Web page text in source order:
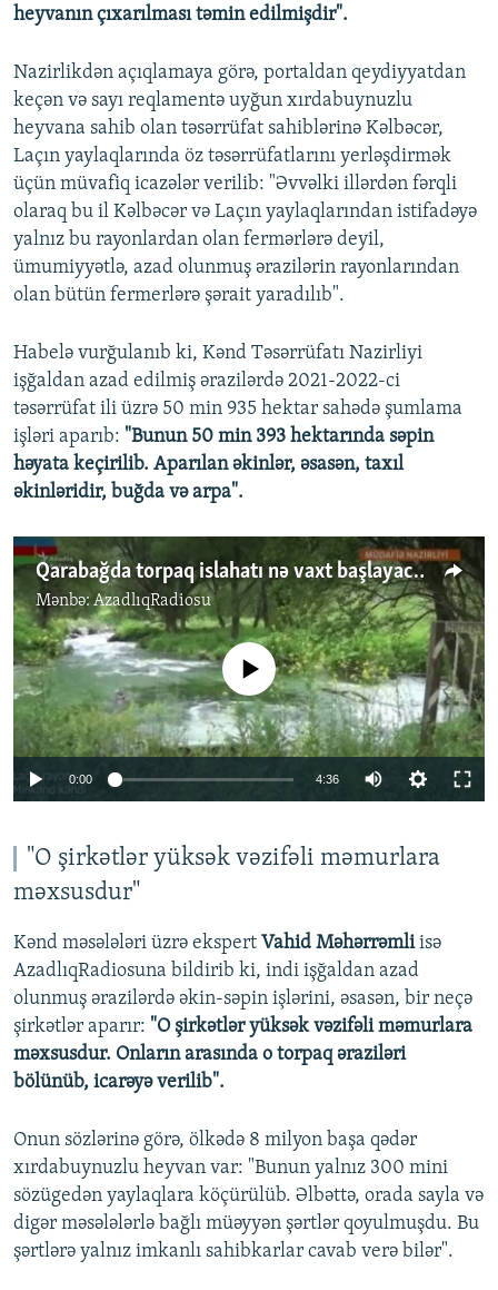
heyvanın çıxarılması təmin edilmişdir".
Nazirlikdən açıqlamaya görə, portaldan qeydiyyatdan
keçən və sayı reqlamentə uyğun xırdabuynuzlu
heyvana sahib olan təsərrüfat sahiblərinə Kəlbəcər,
Laçın yaylaqlarında öz təsərrüfatlarını yerləşdirmək
üçün müvafiq icazələr verilib: "Əvvəlki illərdən fərqli
olaraq bu il Kəlbəcər və Laçın yaylaqlarından istifadəyə
yalnız bu rayonlardan olan fermərlərə deyil,
ümumiyyətlə, azad olunmuş ərazilərin rayonlarından
olan bütün fermerlərə şərait yaradılıb".
Habelə vurğulanıb ki, Kənd Təsərrüfatı Nazirliyi
işğaldan azad edilmiş ərazilərdə 2021-2022-ci
təsərrüfat ili üzrə 50 min 935 hektar sahədə şumlama
işləri aparıb: "Bunun 50 min 393 hektarında səpin
həyata keçirilib. Aparılan əkinlər, əsasən, taxıl
əkinləridir, buğda və arpa".
Qarabağda torpaq islahatı nə vaxt başlayacaq?
Mənbə:AzadlıqRadiosu
No media source currently available
0:00 4:36
"O şirkətlər yüksək vəzifəli məmurlara
məxsusdur"
Kənd məsələləri üzrə ekspert Vahid Məhərrəmliisə
AzadlıqRadiosuna bildirib ki, indi işğaldan azad
olunmuş ərazilərdə əkin-səpin işlərini, əsasən, bir neçə
şirkətlər aparır: "O şirkətlər yüksək vəzifəli məmurlara
məxsusdur. Onların arasında o torpaq əraziləri
bölünüb, icarəyə verilib".
Onun sözlərinə görə, ölkədə 8 milyon başa qədər
xırdabuynuzlu heyvan var: "Bunun yalnız 300 mini
sözügedən yaylaqlara köçürülüb. Əlbəttə, orada sayla və
digər məsələlərlə bağlı müəyyən şərtlər qoyulmuşdu. Bu
şərtlərə yalnız imkanlı sahibkarlar cavab verə bilər".